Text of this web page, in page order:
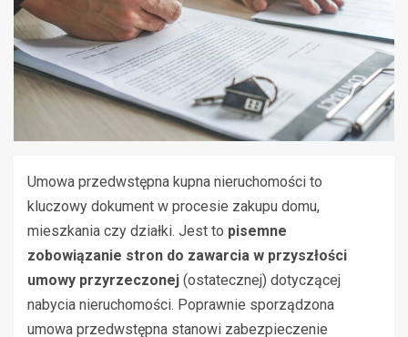
Umowa przedwstępna kupna nieruchomości to
kluczowy dokument w procesie zakupu domu,
mieszkania czy działki. Jest to pisemne
zobowiązanie stron do zawarcia w przyszłości
umowy przyrzeczonej (ostatecznej) dotyczącej
nabycia nieruchomości. Poprawnie sporządzona
umowa przedwstępna stanowi zabezpieczenie